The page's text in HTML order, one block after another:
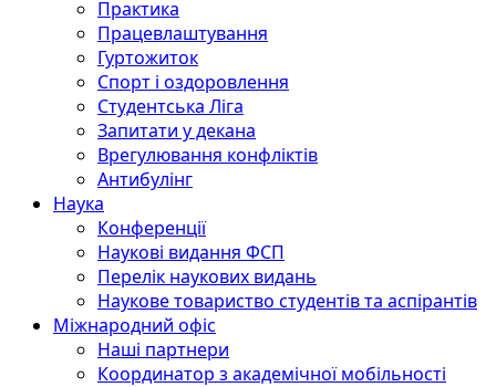
Практика
Працевлаштування
Гуртожиток
Спорт і оздоровлення
Студентська Ліга
Запитати у декана
Врегулювання конфліктів
Антибулінг
Наука
Конференції
Наукові видання ФСП
Перелік наукових видань
Наукове товариство студентів та аспірантів
Міжнародний офіс
Наші партнери
Координатор з академічної мобільності